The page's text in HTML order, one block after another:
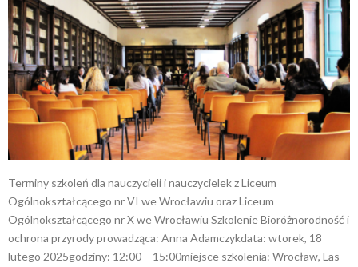
Terminy szkoleń dla nauczycieli i nauczycielek z Liceum
Ogólnokształcącego nr VI we Wrocławiu oraz Liceum
Ogólnokształcącego nr X we Wrocławiu Szkolenie Bioróżnorodność i
ochrona przyrody prowadząca: Anna Adamczykdata: wtorek, 18
lutego 2025godziny: 12:00 – 15:00miejsce szkolenia: Wrocław, Las